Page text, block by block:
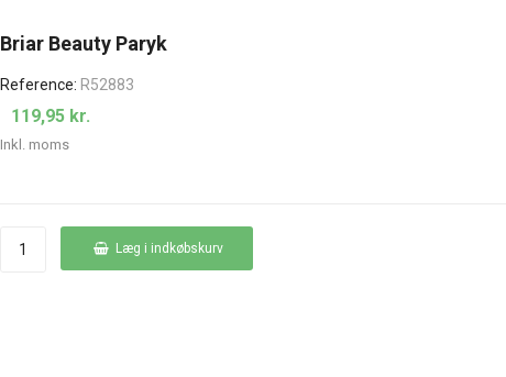
Briar Beauty Paryk
Reference: R52883
119,95 kr.
Inkl. moms
Læg i indkøbskurv